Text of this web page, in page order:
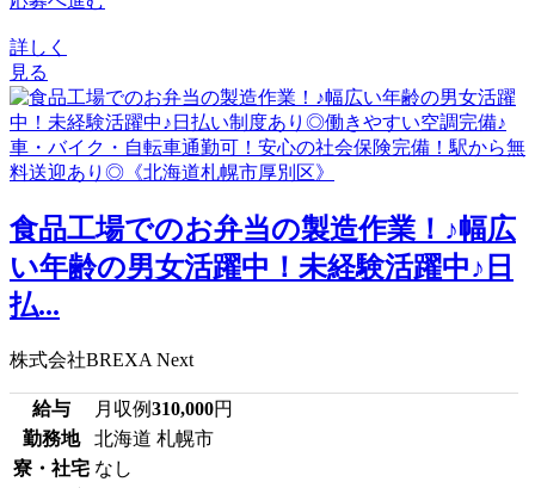
詳しく
見る
食品工場でのお弁当の製造作業！♪幅広
い年齢の男女活躍中！未経験活躍中♪日
払...
株式会社BREXA Next
給与 月収例310,000円
勤務地
北海道 札幌市
寮・社宅 なし